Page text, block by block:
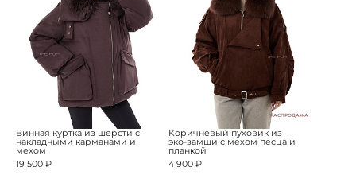
Винная куртка из шерсти с
накладными карманами и
мехом
19 500 ₽
РАСПРОДАЖА
Коричневый пуховик из
эко-замши с мехом песца и
планкой
4 900 ₽